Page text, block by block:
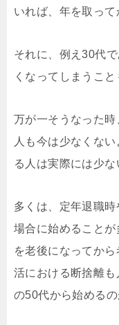
いれば、年を取って
それに、例え30代
くなってしまうこと
万が一そうなった
人も今は少なくな
る人は実際には少な
多くは、定年退職
場合に始めること
を老後になってか
活における断捨離
の50代から始めるの